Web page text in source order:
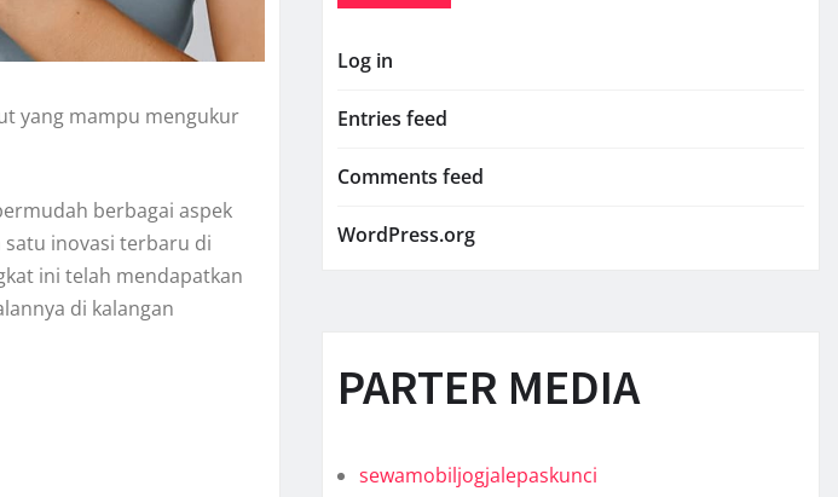
yang mampu mengukur
berbagai aspek
inovasi terbaru di
ini telah mendapatkan
di kalangan
Log in
Entries feed
Comments feed
WordPress.org
PARTER MEDIA
sewamobiljogjalepaskunci